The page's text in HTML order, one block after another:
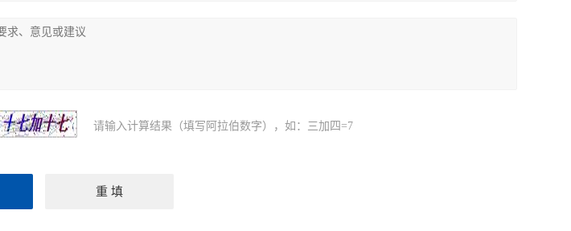
请输入计算结果（填写阿拉伯数字），如：三加四=7